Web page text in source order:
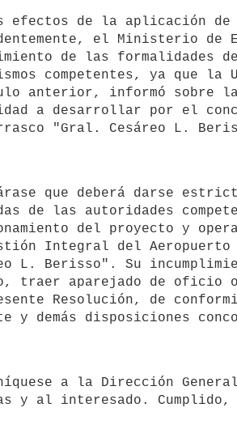
el Ministerio de
de las formalidades
competentes, ya que la
anterior, informó sobre
a desarrollar por el
de las autoridades
del proyecto y
Integral del
L. Berisso". Su
traer aparejado de oficio
Resolución, de
y al interesado. Cumplido,